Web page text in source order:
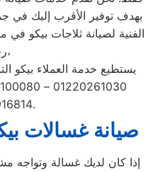
بهدف توفير الأقرب إليك في
الفنية لصيانة ثلاجات بيكو في
رقم،
يستطيع خدمة العملاء بيكو
01010916814.
صيانة غسالات
إذا كان لديك غسالة وتواجه